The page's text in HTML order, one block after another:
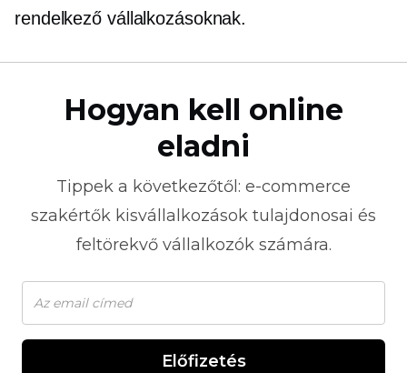
rendelkező vállalkozásoknak.
Hogyan kell online
eladni
Tippek a következőtől: e-commerce
szakértők kisvállalkozások tulajdonosai és
feltörekvő vállalkozók számára.
Előfizetés